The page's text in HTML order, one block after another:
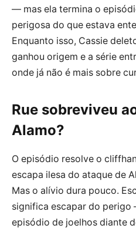
— mas ela termina o
perigosa do que estava
Enquanto isso, Cassie
ganhou origem e a série
onde já não é mais sobre
Rue sobreviveu
Alamo?
O episódio resolve o
escapa ilesa do ataque de
Mas o alívio dura pouco.
significa escapar do perigo
episódio de joelhos diante